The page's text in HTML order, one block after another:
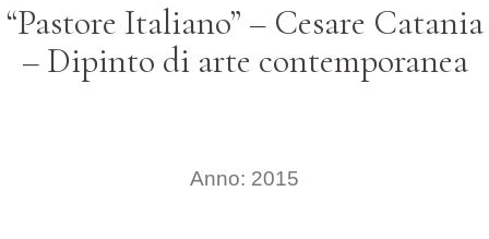
“Pastore Italiano” – Cesare Catania
– Dipinto di arte contemporanea
Anno: 2015